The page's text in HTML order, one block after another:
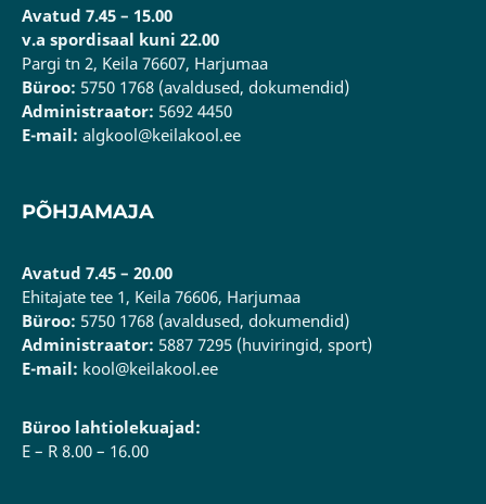
Avatud 7.45 – 15.00
v.a spordisaal kuni 22.00
Pargi tn 2, Keila 76607, Harjumaa
Büroo: 5750 1768 (avaldused, dokumendid)
Administraator: 5692 4450
E-mail: algkool@keilakool.ee
PÕHJAMAJA
Avatud 7.45 – 20.00
Ehitajate tee 1, Keila 76606, Harjumaa
Büroo: 5750 1768 (avaldused, dokumendid)
Administraator: 5887 7295 (huviringid, sport)
E-mail: kool@keilakool.ee
Büroo lahtiolekuajad:
E – R 8.00 – 16.00